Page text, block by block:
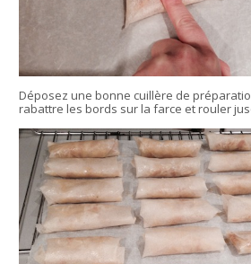
Déposez une bonne cuillère de
rabattre les bords sur la farce et rouler